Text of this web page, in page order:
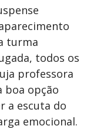
turma
todos os
professora
boa opção
a escuta do
emocional.